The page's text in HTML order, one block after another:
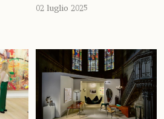
02 luglio 2025